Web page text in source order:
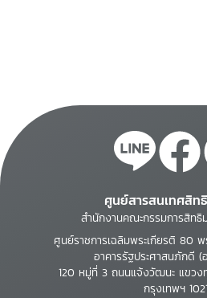
ศูนย์สารสนเทศสิท
สำนักงานคณะกรรมการสิท
ศูนย์ราชการเฉลิมพระเกียรติ 80
อาคารรัฐประศาสนภักดี (
120 หมู่ที่ 3 ถนนแจ้งวัฒนะ แขว
กรุงเทพฯ